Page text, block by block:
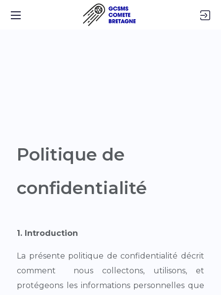
Politique de
confidentialité
1. Introduction
La présente politique de confidentialité décrit
comment nous collectons, utilisons, et
protégeons les informations personnelles que